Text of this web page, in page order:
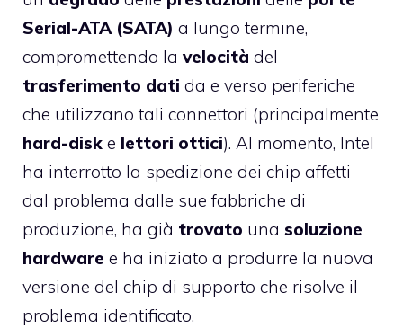
Serial-ATA (SATA) a lungo termine,
compromettendo la velocità del
trasferimento dati da e verso periferiche
che utilizzano tali connettori (principalmente
hard-disk e lettori ottici). Al momento, Intel
ha interrotto la spedizione dei chip affetti
dal problema dalle sue fabbriche di
produzione, ha già trovato una soluzione
hardware e ha iniziato a produrre la nuova
versione del chip di supporto che risolve il
problema identificato.